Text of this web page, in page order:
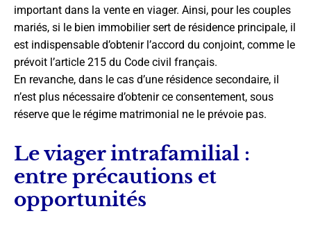
important dans la vente en viager. Ainsi, pour les couples
mariés, si le bien immobilier sert de résidence principale, il
est indispensable d’obtenir l’accord du conjoint, comme le
prévoit l’article 215 du Code civil français.
En revanche, dans le cas d’une résidence secondaire, il
n’est plus nécessaire d’obtenir ce consentement, sous
réserve que le régime matrimonial ne le prévoie pas.
Le viager intrafamilial :
entre précautions et
opportunités